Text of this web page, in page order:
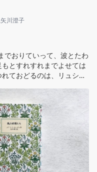
,矢川澄子
でおりていって、波とたわ
とすれすれまでよせては
ておどるのは、リュシラ
波とがひとつにとけあっ
た。”
り
40周年を記念して1990年
アムモリスの絵柄の特装版